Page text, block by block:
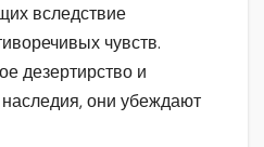
вследствие
чувств.
дезертирство и
они убеждают